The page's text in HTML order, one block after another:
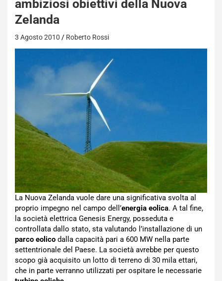
ambiziosi obiettivi della Nuova
Zelanda
3 Agosto 2010 Roberto Rossi
La Nuova Zelanda vuole dare una significativa svolta al
proprio impegno nel campo dell’energia eolica. A tal fine,
la società elettrica Genesis Energy, posseduta e
controllata dallo stato, sta valutando l’installazione di un
parco eolico dalla capacità pari a 600 MW nella parte
settentrionale del Paese. La società avrebbe per questo
scopo già acquisito un lotto di terreno di 30 mila ettari,
che in parte verranno utilizzati per ospitare le necessarie